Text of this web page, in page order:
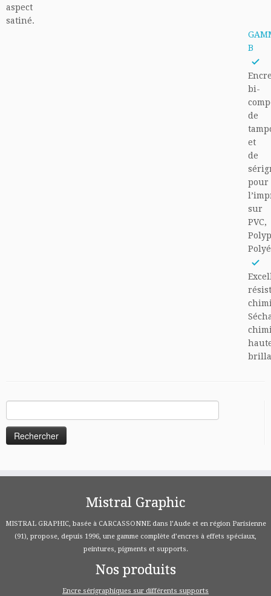
aspect
satiné.
B
bi-
de
et
de
pour
sur
PVC,
Mistral Graphic
MISTRAL GRAPHIC, basée à CARCASSONNE dans l’Aude et en région Parisienne
(91), propose, depuis 1996, une gamme complète d’encres à effets spéciaux,
peintures, pigments et supports.
Nos produits
Encre sérigraphiques sur différents supports